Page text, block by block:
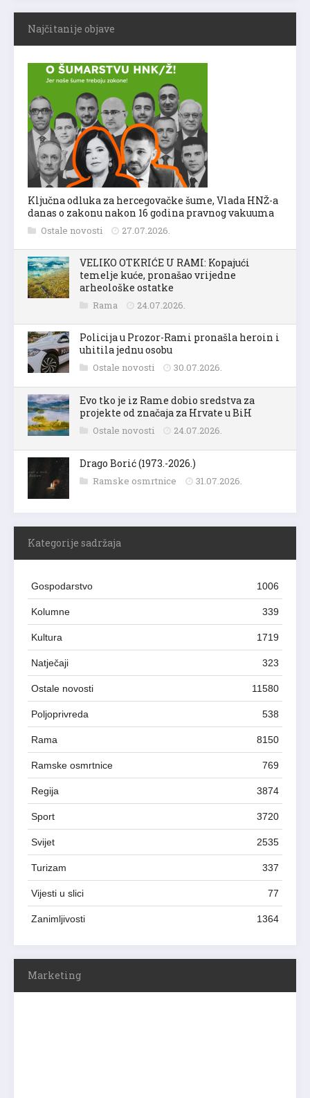
Najčitanije objave
Ključna odluka za hercegovačke šume, Vlada HNŽ-a
danas o zakonu nakon 16 godina pravnog vakuuma
Ostale novosti 27.07.2026.
VELIKO OTKRIĆE U RAMI: Kopajući
temelje kuće, pronašao vrijedne
arheološke ostatke
Rama 24.07.2026.
Policija u Prozor-Rami pronašla heroin i
uhitila jednu osobu
Ostale novosti 30.07.2026.
Evo tko je iz Rame dobio sredstva za
projekte od značaja za Hrvate u BiH
Ostale novosti 24.07.2026.
Drago Borić (1973.-2026.)
Ramske osmrtnice 31.07.2026.
Kategorije sadržaja
Gospodarstvo 1006
Kolumne 339
Kultura 1719
Natječaji 323
Ostale novosti 11580
Poljoprivreda 538
Rama 8150
Ramske osmrtnice 769
Regija 3874
Sport 3720
Svijet 2535
Turizam 337
Vijesti u slici 77
Zanimljivosti 1364
Marketing